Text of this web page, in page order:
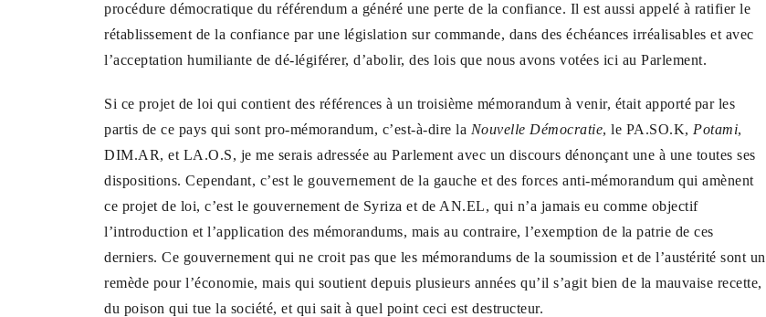
procédure démocratique du référendum a généré une perte de la confiance. Il est aussi appelé à ratifier le
rétablissement de la confiance par une législation sur commande, dans des échéances irréalisables et avec
l’acceptation humiliante de dé-légiférer, d’abolir, des lois que nous avons votées ici au Parlement.
Si ce projet de loi qui contient des références à un troisième mémorandum à venir, était apporté par les
partis de ce pays qui sont pro-mémorandum, c’est-à-dire la Nouvelle Démocratie, le PA.SO.K, Potami,
DIM.AR, et LA.O.S, je me serais adressée au Parlement avec un discours dénonçant une à une toutes ses
dispositions. Cependant, c’est le gouvernement de la gauche et des forces anti-mémorandum qui amènent
ce projet de loi, c’est le gouvernement de Syriza et de AN.EL, qui n’a jamais eu comme objectif
l’introduction et l’application des mémorandums, mais au contraire, l’exemption de la patrie de ces
derniers. Ce gouvernement qui ne croit pas que les mémorandums de la soumission et de l’austérité sont un
remède pour l’économie, mais qui soutient depuis plusieurs années qu’il s’agit bien de la mauvaise recette,
du poison qui tue la société, et qui sait à quel point ceci est destructeur.